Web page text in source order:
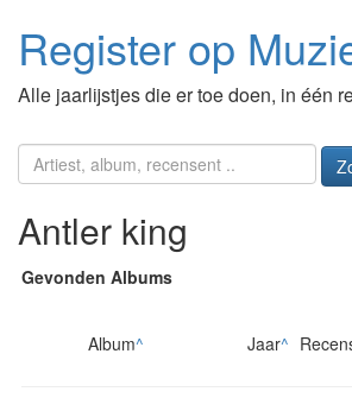
Register op
Alle jaarlijstjes die er toe doen, in één
Antler king
Gevonden Albums
Album^ Jaar^